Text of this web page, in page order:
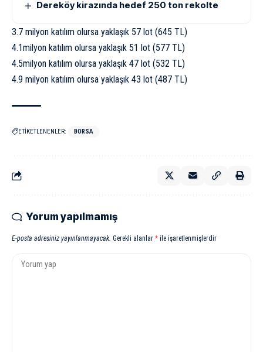
Dereköy kirazında hedef 250 ton rekolte
3.7 milyon katılım olursa yaklaşık 57 lot (645 TL)
4.1milyon katılım olursa yaklaşık 51 lot (577 TL)
4.5milyon katılım olursa yaklaşık 47 lot (532 TL)
4.9 milyon katılım olursa yaklaşık 43 lot (487 TL)
ETİKETLENENLER: BORSA
Yorum yapılmamış
E-posta adresiniz yayınlanmayacak. Gerekli alanlar * ile işaretlenmişlerdir